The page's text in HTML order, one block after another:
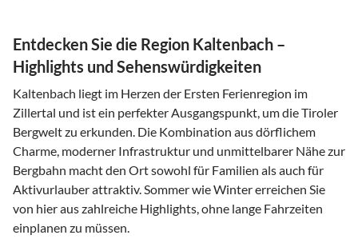
Entdecken Sie die Region Kaltenbach –
Highlights und Sehenswürdigkeiten
Kaltenbach liegt im Herzen der Ersten Ferienregion im
Zillertal und ist ein perfekter Ausgangspunkt, um die Tiroler
Bergwelt zu erkunden. Die Kombination aus dörflichem
Charme, moderner Infrastruktur und unmittelbarer Nähe zur
Bergbahn macht den Ort sowohl für Familien als auch für
Aktivurlauber attraktiv. Sommer wie Winter erreichen Sie
von hier aus zahlreiche Highlights, ohne lange Fahrzeiten
einplanen zu müssen.